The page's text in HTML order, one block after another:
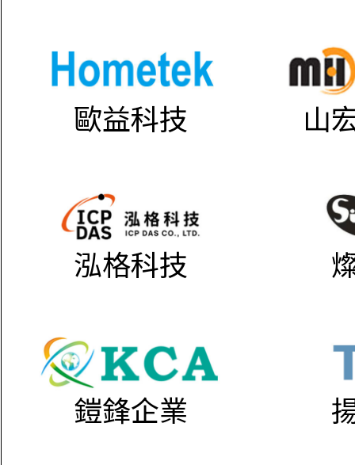
歐益科技 山
泓格科技
鎧鋒企業